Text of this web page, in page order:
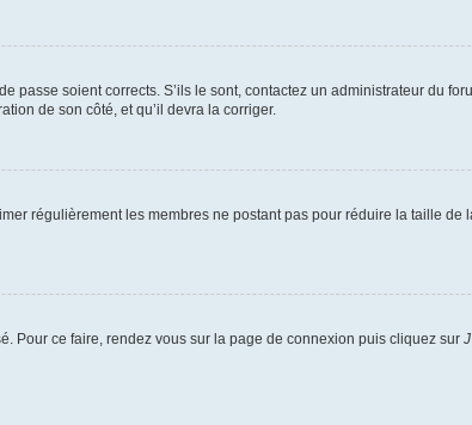
passe soient corrects. S’ils le sont, contactez un administrateur du
de son côté, et qu’il devra la corriger.
régulièrement les membres ne postant pas pour réduire la taille de
Pour ce faire, rendez vous sur la page de connexion puis cliquez sur